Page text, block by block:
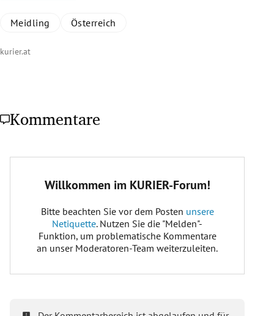
Meidling Österreich
kurier.at
Kommentare